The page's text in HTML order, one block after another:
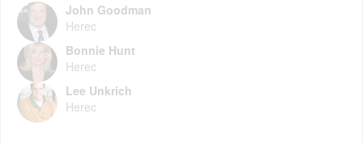
John Goodman
Herec
Bonnie Hunt
Herec
Lee Unkrich
Herec